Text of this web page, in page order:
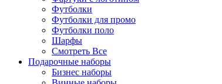
Футболки
Футболки для промо
Футболки поло
Шарфы
Смотреть Все
Подарочные наборы
Бизнес наборы